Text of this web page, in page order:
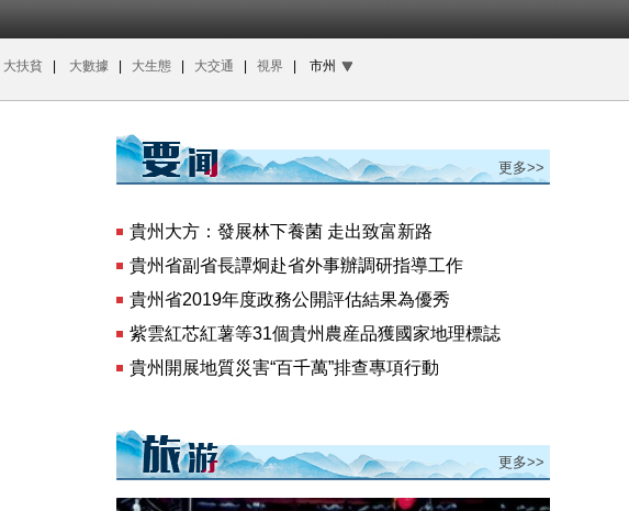
大扶貧 大數據 大生態 大交通 視界 市州
更多>>
貴州大方：發展林下養菌 走出致富新路
貴州省副省長譚炯赴省外事辦調研指導工作
貴州省2019年度政務公開評估結果為優秀
紫雲紅芯紅薯等31個貴州農産品獲國家地理標誌
貴州開展地質災害“百千萬”排查專項行動
更多>>